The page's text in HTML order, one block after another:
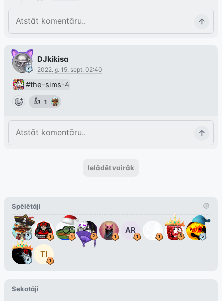
DJkikisa
2022. g. 15. sept. 02:40
#the-sims-4
👍 1
Ielādēt vairāk
Spēlētāji
AR
TI
Sekotāji